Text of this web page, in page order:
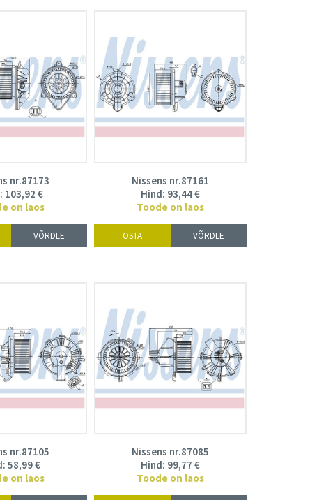
nr.87173
103,92 €
on laos
VÕRDLE
Nissens nr.87161
Hind: 93,44€
Toode on laos
OSTA VÕRDLE
nr.87105
58,99€
on laos
Nissens nr.87085
Hind: 99,77 €
Toode on laos